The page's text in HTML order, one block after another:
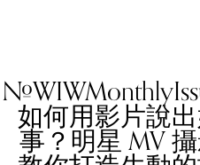
N
如何用影片說
事？明星 MV